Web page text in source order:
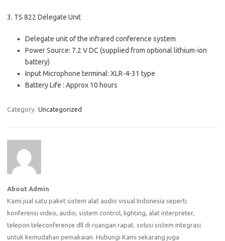
3. TS 822 Delegate Unit
Delegate unit of the infrared conference system
Power Source: 7.2 V DC (supplied from optional lithium-ion
battery)
Input Microphone terminal: XLR-4-31 type
Battery Life : Approx 10 hours
Category: Uncategorized
About Admin
Kami jual satu paket sistem alat audio visual Indonesia seperti
konferensi video, audio, sistem control, lighting, alat interpreter,
telepon teleconference dll di ruangan rapat. solusi sistem integrasi
untuk kemudahan pemakaian. Hubungi Kami sekarang juga